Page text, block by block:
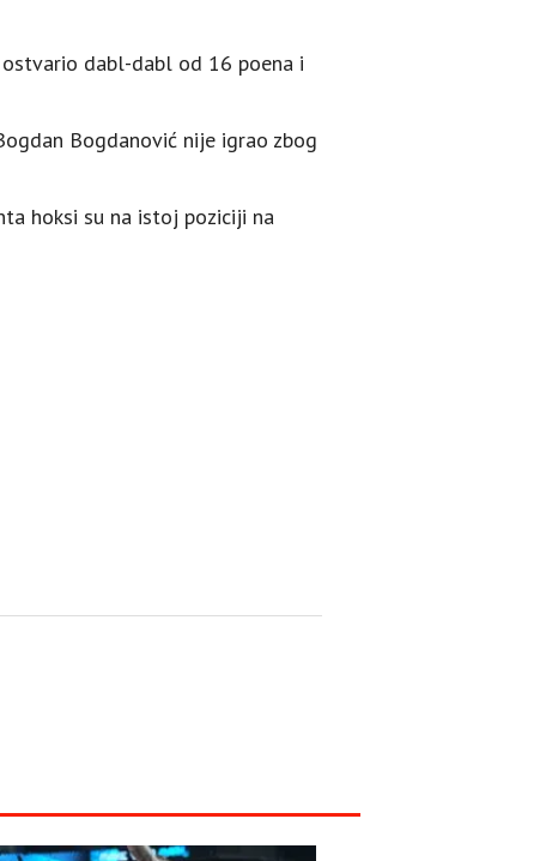
dabl-dabl od 16 poena i
Bogdanović nije igrao zbog
hoksi su na istoj poziciji na